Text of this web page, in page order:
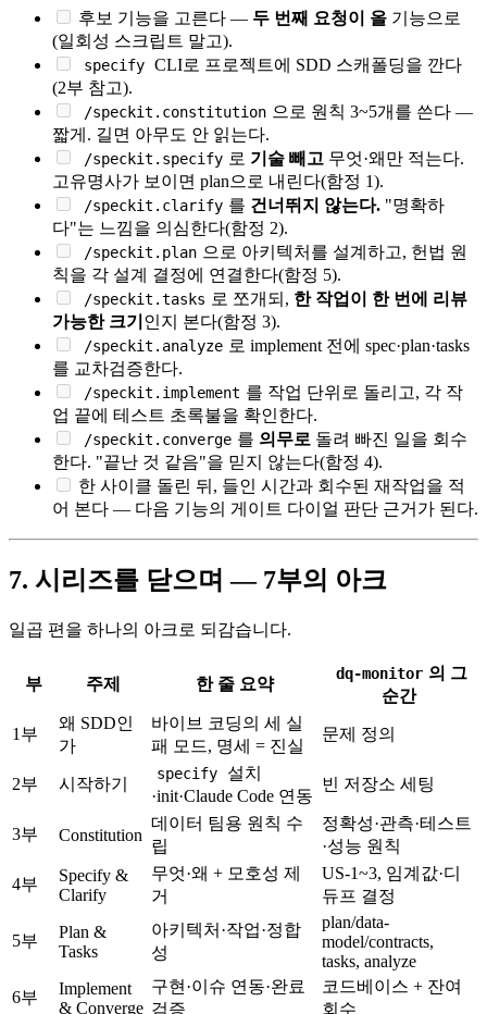
후보 기능을 고른다 — 두 번째 요청이 올 기능으로
(일회성 스크립트 말고).
specify CLI로 프로젝트에 SDD 스캐폴딩을 깐다
(2부 참고).
/speckit.constitution 으로 원칙 3~5개를 쓴다 —
짧게. 길면 아무도 안 읽는다.
/speckit.specify 로 기술 빼고 무엇·왜만 적는다.
고유명사가 보이면 plan으로 내린다(함정 1).
/speckit.clarify 를 건너뛰지 않는다. "명확하
다"는 느낌을 의심한다(함정 2).
/speckit.plan 으로 아키텍처를 설계하고, 헌법 원
칙을 각 설계 결정에 연결한다(함정 5).
/speckit.tasks 로 쪼개되, 한 작업이 한 번에 리뷰
가능한 크기 인지 본다(함정 3).
/speckit.analyze 로 implement 전에 spec·plan·tasks
를 교차검증한다.
/speckit.implement 를 작업 단위로 돌리고, 각 작
업 끝에 테스트 초록불을 확인한다.
/speckit.converge 를 의무로 돌려 빠진 일을 회수
한다. "끝난 것 같음"을 믿지 않는다(함정 4).
한 사이클 돌린 뒤, 들인 시간과 회수된 재작업을 적
어 본다 — 다음 기능의 게이트 다이얼 판단 근거가 된다.
7. 시리즈를 닫으며 — 7부의 아크
일곱 편을 하나의 아크로 되감습니다.
부 주제 한 줄 요약
dq-monitor 의 그
순간
1부
왜 SDD인
가
바이브 코딩의 세 실
패 모드, 명세 = 진실
문제 정의
2부 시작하기
specify
설치
·init·Claude Code 연동
빈 저장소 세팅
3부 Constitution
데이터 팀용 원칙 수
립
정확성·관측·테스트
·성능 원칙
4부
Specify &
Clarify
무엇·왜 + 모호성 제
거
US-1~3, 임계값·디
듀프 결정
5부
Plan &
Tasks
아키텍처·작업·정합
성
plan/data-
model/contracts,
tasks, analyze
6부
Implement
& Converge
구현·이슈 연동·완료
검증
코드베이스 + 잔여
회수